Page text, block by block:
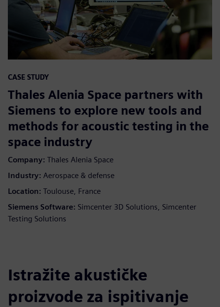
CASE STUDY
Thales Alenia Space partners with
Siemens to explore new tools and
methods for acoustic testing in the
space industry
Company: Thales Alenia Space
Industry: Aerospace & defense
Location: Toulouse, France
Siemens Software: Simcenter 3D Solutions, Simcenter
Testing Solutions
Istražite akustičke
proizvode za ispitivanje